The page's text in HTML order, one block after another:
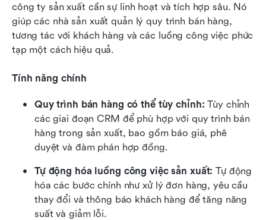
công ty sản xuất cần sự linh hoạt và tích hợp sâu. Nó
giúp các nhà sản xuất quản lý quy trình bán hàng,
tương tác với khách hàng và các luồng công việc phức
tạp một cách hiệu quả.
Tính năng chính
Quy trình bán hàng có thể tùy chỉnh: Tùy chỉnh
các giai đoạn CRM để phù hợp với quy trình bán
hàng trong sản xuất, bao gồm báo giá, phê
duyệt và đàm phán hợp đồng.
Tự động hóa luồng công việc sản xuất: Tự động
hóa các bước chính như xử lý đơn hàng, yêu cầu
thay đổi và thông báo khách hàng để tăng năng
suất và giảm lỗi.